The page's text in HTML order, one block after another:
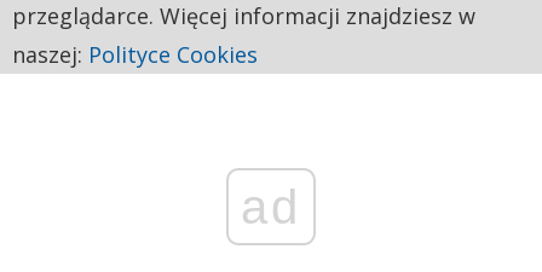
ad
przeglądarce. Więcej informacji znajdziesz w
naszej: Polityce Cookies